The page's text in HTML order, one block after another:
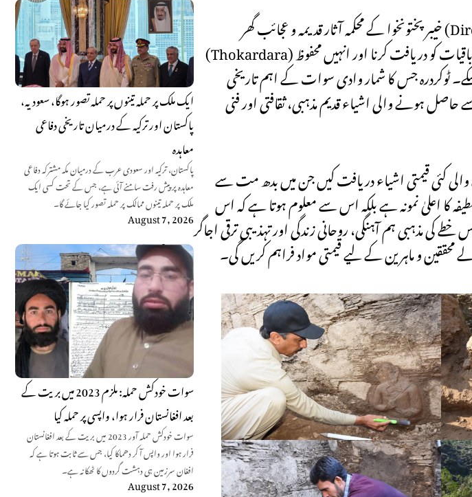
ایک ملک پر حملہ تینوں پر حملہ تصور ہوگا، سعودیہ،
پاکستان اور ترکیہ کے درمیان تاریخی دفاعی
معاہدہ
پاکستان، ترکیہ اور سعودی عرب کے درمیان مکہ مشترکہ دفاعی
معاہدہ پر پیش رفت سامنے آئی ہے، جس کے تحت کسی ایک
ملک پر حملہ تینوں ممالک پر حملہ تصور کیا جائے گا۔
August 7, 2026
سوات خودکش حملہ: ملزم 2023 میں بریت کے
بعد افغانستان فرار ہوا، واپسی پر حملہ کیا
سوات خودکش حملہ آور 2023 میں بریت کے بعد افغانستان
فرار ہوا اور واپس آ کر دھماکا کیا، جس سے ثابت ہوتا ہے کہ
افغان سرزمین ہی دہشت گردوں کا ٹھکانہ ہے۔
August 7, 2026
خیبر پختونخوا کے محکمہ آثار قدیمہ و عجائب گھر (Directorate of Archaeology and Museums) کی جانب سے سوات کے علاقے ٹوکردرہ
(Thokardara) میں سائنسی طریقے سے آثارِ قدیمہ کی کھدائی جاری ہے۔ اس منصوبے کا مقصد قدیم تہذیبوں کی باقیات کو دریافت کرنا اور انہیں محفوظ
ٹوکردرہ جس کا شمار وادی سوات کے اہم تاریخی
ہونے والی اشیاء قدیم مذہبی، ثقافتی اور فنی
والی کئی قیمتی اشیاء دریافت کیں جن میں بدھ مت سے
کا اعلیٰ نمونہ ہے بلکہ اس سے معلوم ہوتا ہے کہ اس
مذہبی ہم آہنگی، روحانی زندگی اور تہذیبی ترقی اجاگر
و ماہرین کے لیے قیمتی مواد فراہم کریں گی۔